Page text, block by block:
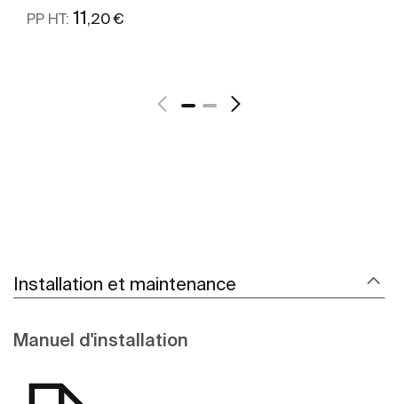
PP HT: 11,20 €
Installation et maintenance
Manuel d'installation